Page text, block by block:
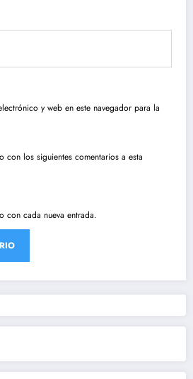
y web en este navegador para la
con los siguientes comentarios a esta
con cada nueva entrada.